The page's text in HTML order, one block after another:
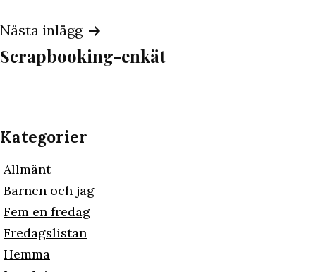
Nästa inlägg
Scrapbooking-enkät
Kategorier
Allmänt
Barnen och jag
Fem en fredag
Fredagslistan
Hemma